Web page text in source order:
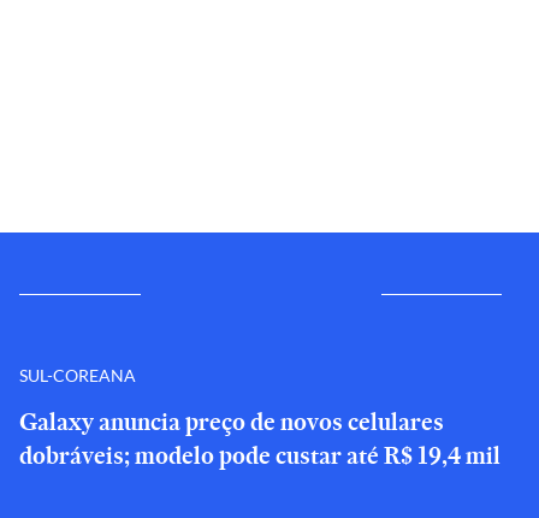
SUL-COREANA
Galaxy anuncia preço de novos celulares
dobráveis; modelo pode custar até R$ 19,4 mil